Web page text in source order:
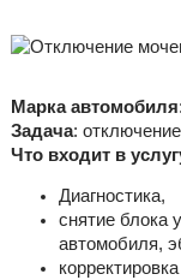
Марка автомобиля
Задача:
Что входит в
Диагностика,
снятие блока
автомобиля,